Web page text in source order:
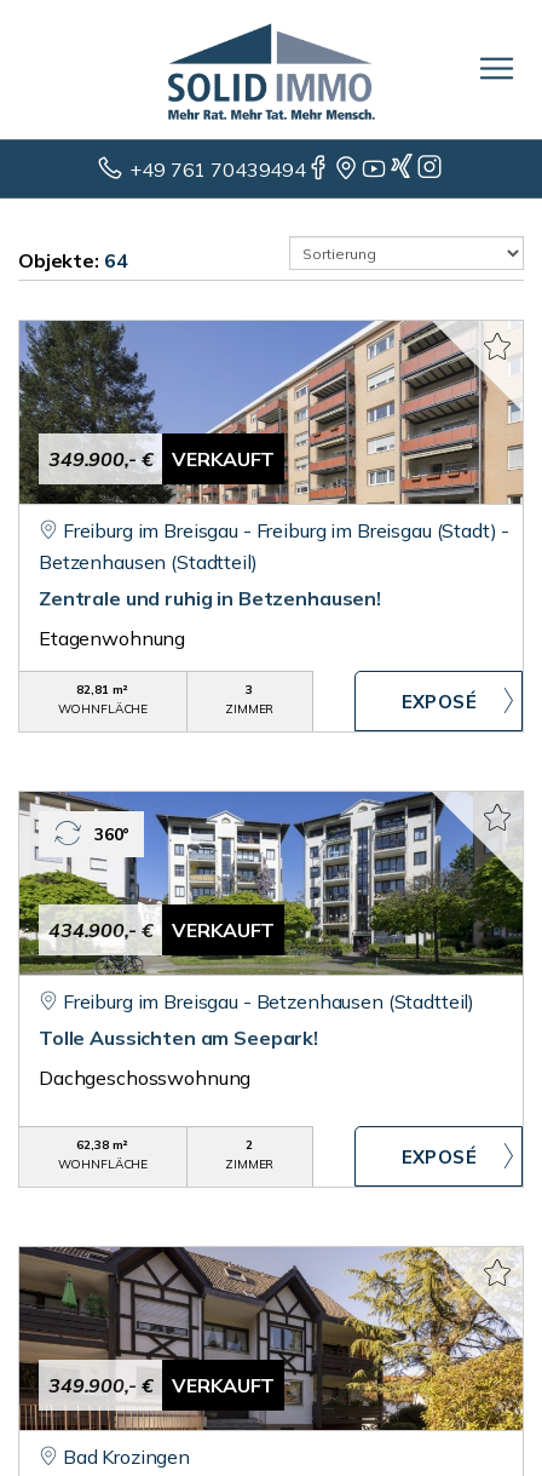
+49 761 70439494
Objekte: 64
349.900,- € VERKAUFT
Freiburg im Breisgau - Freiburg im Breisgau (Stadt) -
Betzenhausen (Stadtteil)
Zentrale und ruhig in Betzenhausen!
Etagenwohnung
82,81 m²
WOHNFLÄCHE
3
ZIMMER
434.900,- € VERKAUFT
360°
Freiburg im Breisgau - Betzenhausen (Stadtteil)
Tolle Aussichten am Seepark!
Dachgeschosswohnung
62,38 m²
WOHNFLÄCHE
2
ZIMMER
349.900,- € VERKAUFT
Bad Krozingen